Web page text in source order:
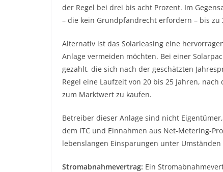
der Regel bei drei bis acht Prozent. Im
– die kein Grundpfandrecht erfordern – bis zu
Alternativ ist das Solarleasing eine
Anlage vermeiden möchten. Bei einer
gezahlt, die sich nach der geschätzten
Regel eine Laufzeit von 20 bis 25 Jahren,
zum Marktwert zu kaufen.
Betreiber dieser Anlage sind nicht
dem ITC und Einnahmen aus Net-Metering-
lebenslangen Einsparungen unter
Stromabnahmevertrag: Ein